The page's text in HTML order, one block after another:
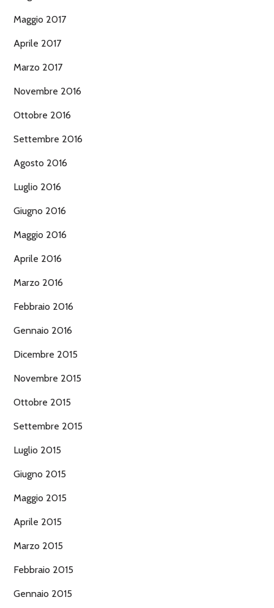
Maggio 2017
Aprile 2017
Marzo 2017
Novembre 2016
Ottobre 2016
Settembre 2016
Agosto 2016
Luglio 2016
Giugno 2016
Maggio 2016
Aprile 2016
Marzo 2016
Febbraio 2016
Gennaio 2016
Dicembre 2015
Novembre 2015
Ottobre 2015
Settembre 2015
Luglio 2015
Giugno 2015
Maggio 2015
Aprile 2015
Marzo 2015
Febbraio 2015
Gennaio 2015